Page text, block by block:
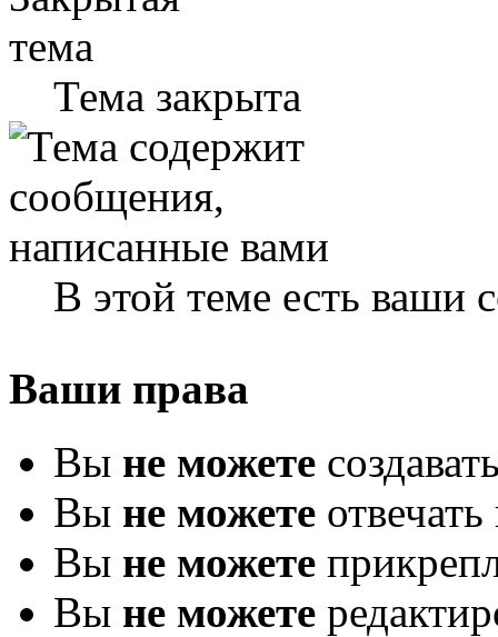
Тема закрыта
В этой теме есть ваши
Ваши права
Вы не можете
Вы не можете
Вы не можете
Вы не можете